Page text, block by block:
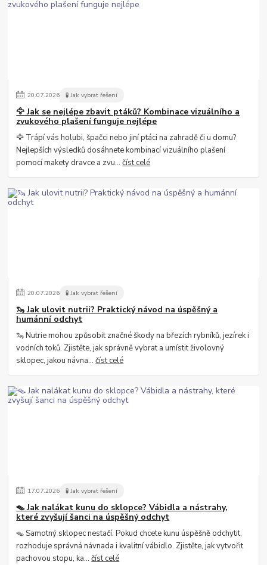
20.07.2026 🧪 Jak vybrat řešení
🦅 Jak se nejlépe zbavit ptáků? Kombinace vizuálního a
zvukového plašení funguje nejlépe
🦅 Trápí vás holubi, špačci nebo jiní ptáci na zahradě či u domu?
Nejlepších výsledků dosáhnete kombinací vizuálního plašení
pomocí makety dravce a zvu...číst celé
20.07.2026 🧪 Jak vybrat řešení
🦦 Jak ulovit nutrii? Praktický návod na úspěšný a
humánní odchyt
🦦 Nutrie mohou způsobit značné škody na březích rybníků, jezírek i
vodních toků. Zjistěte, jak správně vybrat a umístit živolovný
sklopec, jakou návna...číst celé
17.07.2026 🧪 Jak vybrat řešení
🪤 Jak nalákat kunu do sklopce? Vábidla a nástrahy,
které zvyšují šanci na úspěšný odchyt
🪤 Samotný sklopec nestačí. Pokud chcete kunu úspěšně odchytit,
rozhoduje správná návnada i kvalitní vábidlo. Zjistěte, jak vytvořit
pachovou stopu, ka...číst celé